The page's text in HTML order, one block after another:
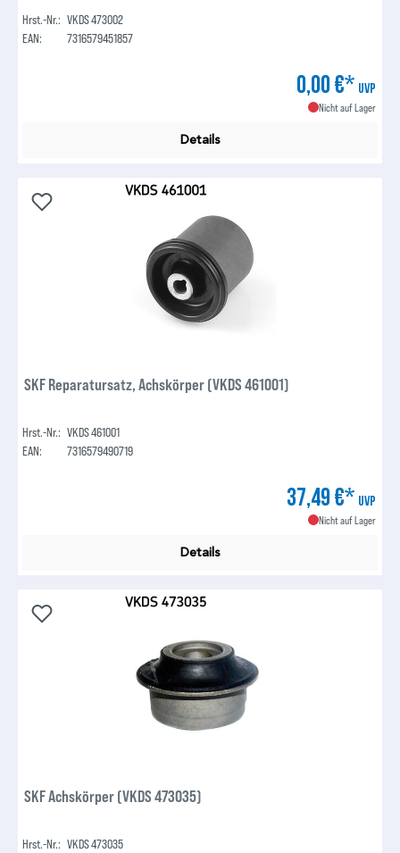
Hrst.-Nr.: VKDS 473002
EAN:
7316579451857
0,00 €* UVP
Nicht auf Lager
Details
SKF Reparatursatz, Achskörper (VKDS 461001)
Hrst.-Nr.: VKDS 461001
EAN:
7316579490719
37,49 €* UVP
Nicht auf Lager
Details
SKF Achskörper (VKDS 473035)
Hrst.-Nr.: VKDS 473035